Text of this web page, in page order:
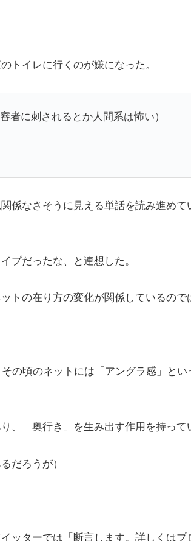
トイレに行くのが嫌になった。
者に刺されるとか人間系は怖い）
係なさそうに見える単話を読み進め
プだったな、と連想した。
トの在り方の変化が関係しているので
の頃のネットには「アングラ感」と
、「奥行き」を生み出す作用を持って
だろうが）
ッターでは「断言します。詳しくは